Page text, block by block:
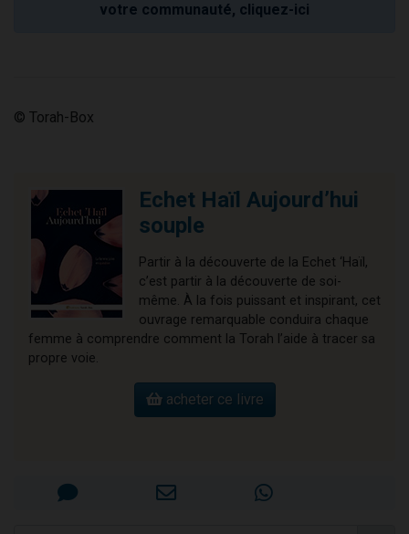
votre communauté, cliquez-ici
© Torah-Box
Echet Haïl Aujourd’hui
souple
Partir à la découverte de la Echet ‘Haïl,
c’est partir à la découverte de soi-
même. À la fois puissant et inspirant, cet
ouvrage remarquable conduira chaque
femme à comprendre comment la Torah l’aide à tracer sa
propre voie.
acheter ce livre